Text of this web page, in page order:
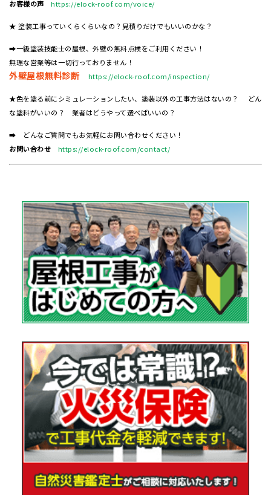
お客様の声
https://elock-roof.com/voice/
★ 塗装工事っていくらくらいなの？見積りだけでもいいのかな？
➡一級塗装技能士の屋根、外壁の無料点検をご利用ください！
無理な営業等は一切行っておりません！
外壁屋根無料診断 https://elock-roof.com/inspection/
★色を塗る前にシミュレーションしたい、塗装以外の工事方法はないの？ どん
な塗料がいいの？ 業者はどうやって選べばいいの？
➡ どんなご質問でもお気軽にお問い合わせください！
お問い合わせ
https://elock-roof.com/contact/